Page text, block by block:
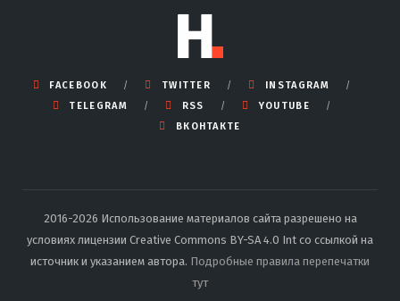
FACEBOOK TWITTER
INSTAGRAM
TELEGRAM
RSS
YOUTUBE
ВКОНТАКТЕ
2016-2026 Использование материалов сайта разрешено на
условиях лицензии Creative Commons BY-SA 4.0 Int со ссылкой на
источник и указанием автора. Подробные правила перепечатки
тут